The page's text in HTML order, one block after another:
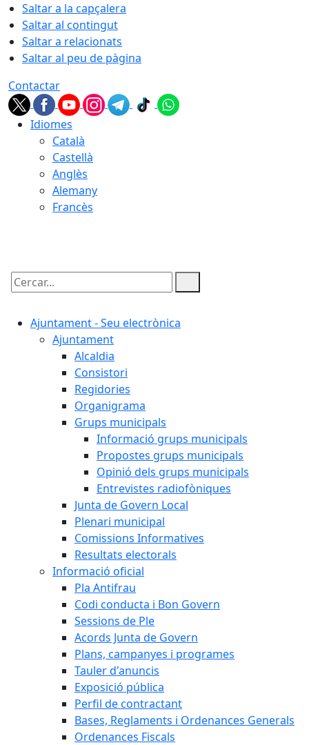
Saltar a la capçalera
Saltar al contingut
Saltar a relacionats
Saltar al peu de pàgina
Contactar
Idiomes
Català
Castellà
Anglès
Alemany
Francès
Cercar:
Ajuntament - Seu electrònica
Ajuntament
Alcaldia
Consistori
Regidories
Organigrama
Grups municipals
Informació grups municipals
Propostes grups municipals
Opinió dels grups municipals
Entrevistes radiofòniques
Junta de Govern Local
Plenari municipal
Comissions Informatives
Resultats electorals
Informació oficial
Pla Antifrau
Codi conducta i Bon Govern
Sessions de Ple
Acords Junta de Govern
Plans, campanyes i programes
Tauler d'anuncis
Exposició pública
Perfil de contractant
Bases, Reglaments i Ordenances Generals
Ordenances Fiscals